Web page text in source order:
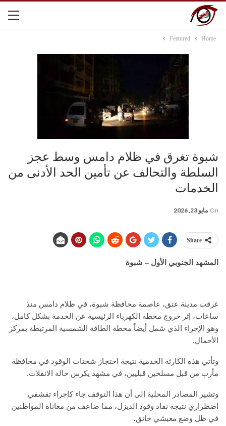
Home
Featured
شبوة تغرق في ظلام دامس وسط عجز
السلطة والتحالف عن تأمين الحد الأدنى من
الخدمات
On مايو 23, 2026
Share
المشهد الجنوبي الأول – شبوة
غرقت مدينة عتق، عاصمة محافظة شبوة، في ظلام دامس منذ
ساعات، إثر خروج محطة الكهرباء الرئيسية عن الخدمة بشكل كامل،
وهو الإجراء الذي شمل أيضاً محطة الطاقة الشمسية المرتبطة بمركز
الأحمال.
وتأتي هذه الكارثة الخدمية نتيجة احتجاز شحنات الوقود في محافظة
مأرب من قبل مسلحين قبليين، في مشهد يكرس حالة الانفلات.
وتشير المصادر المحلية إلى أن هذا التوقف جاء كإجراء تقشفي
اضطراري نتيجة نفاد وقود الديزل، مما ضاعف من معاناة المواطنين
في ظل وضع معيشي خانق.